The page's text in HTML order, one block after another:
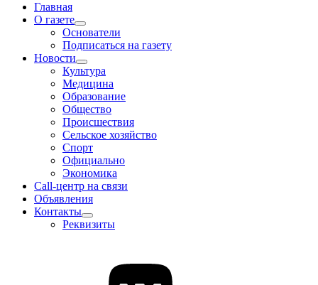
Главная
О газете
Основатели
Подписаться на газету
Новости
Культура
Медицина
Образование
Общество
Происшествия
Сельское хозяйство
Спорт
Официально
Экономика
Call-центр на связи
Объявления
Контакты
Реквизиты